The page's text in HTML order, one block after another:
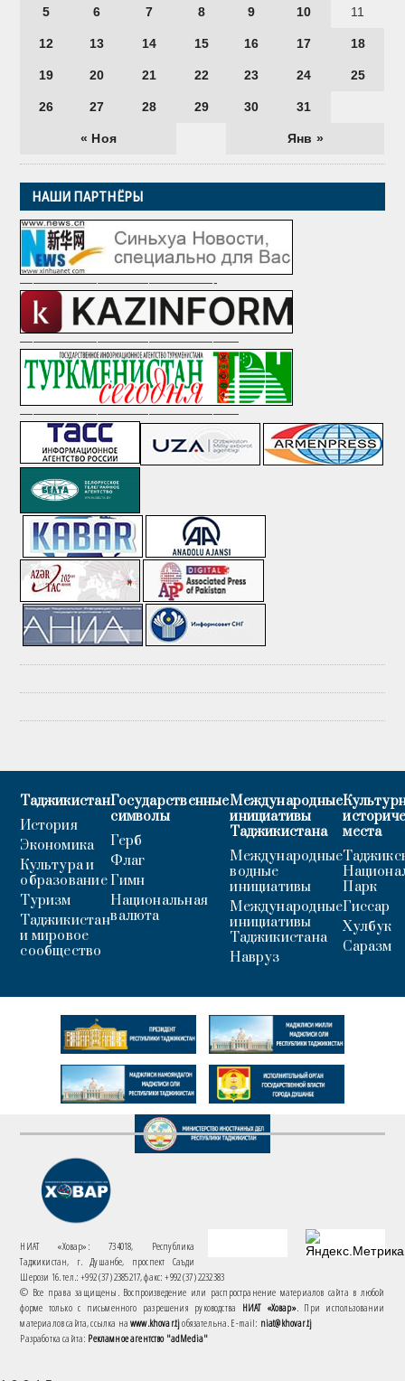
« Ноя Янв »
5 6 7 8 9 10 11
12 13 14 15 16 17 18
19 20 21 22 23 24 25
26 27 28 29 30 31
НАШИ ПАРТНЁРЫ
———————————————-
—————————————————
—————————————————
Таджикистан
История
Экономика
Культура и
образование
Туризм
Таджикистан
и мировое
сообщество
Государственные
символы
Герб
Флаг
Гимн
Национальная
валюта
Международные
инициативы
Таджикистана
Международные
водные
инициативы
Международные
инициативы
Таджикистана
Навруз
места
Парк
Гиссар
Хулбук
Саразм
НИАТ «Ховар»: 734018, Республика
Таджикистан, г. Душанбе, проспект Саъди
Шерози 16. тел.: +992 (37) 2385217, факс: +992 (37) 2232383
© Все права защищены. Воспроизведение или распространение материалов сайта в любой
форме только с письменного разрешения руководства НИАТ «Ховар». При использовании
материалов сайта, ссылка наwww.khovar.tjобязательна. E-mail: niat@khovar.tj
Разработка сайта: Рекламное агентство "adMedia"